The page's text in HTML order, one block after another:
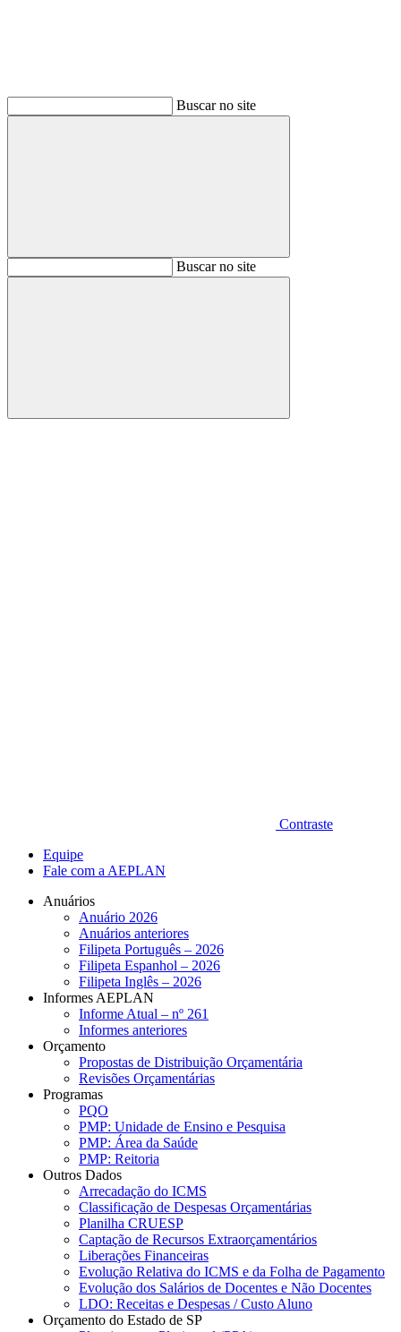
Buscar no site
BuscarBuscar no site
Buscar
Contraste
Equipe
Fale com a AEPLAN
Anuários
Anuário 2026
Anuários anteriores
Filipeta Português – 2026
Filipeta Espanhol – 2026
Filipeta Inglês – 2026
Informes AEPLAN
Informe Atual – nº 261
Informes anteriores
Orçamento
Propostas de Distribuição Orçamentária
Revisões Orçamentárias
Programas
PQO
PMP: Unidade de Ensino e Pesquisa
PMP: Área da Saúde
PMP: Reitoria
Outros Dados
Arrecadação do ICMS
Classificação de Despesas Orçamentárias
Planilha CRUESP
Captação de Recursos Extraorçamentários
Liberações Financeiras
Evolução Relativa do ICMS e da Folha de Pagamento
Evolução dos Salários de Docentes e Não Docentes
LDO: Receitas e Despesas / Custo Aluno
Orçamento do Estado de SP